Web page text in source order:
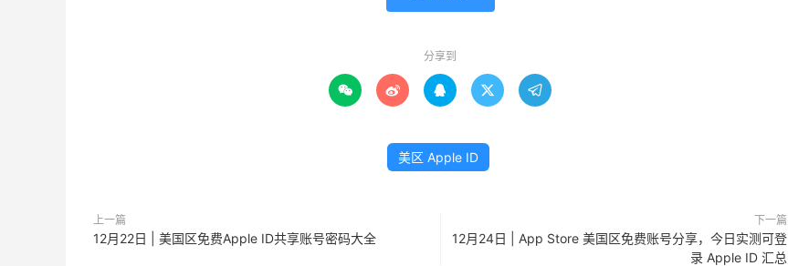
分享到
    
美区 Apple ID
上一篇
12月22日 | 美国区免费Apple ID共享账号密码大全
下一篇
12月24日 | App Store 美国区免费账号分享，今日实测可登
录 Apple ID 汇总